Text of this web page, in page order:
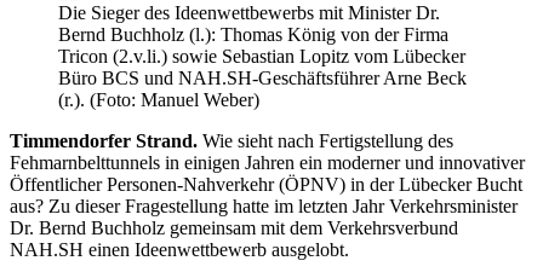
Die Sieger des Ideenwettbewerbs mit Minister Dr.
Bernd Buchholz (l.): Thomas König von der Firma
Tricon (2.v.li.) sowie Sebastian Lopitz vom Lübecker
Büro BCS und NAH.SH-Geschäftsführer Arne Beck
(r.). (Foto: Manuel Weber)
Timmendorfer Strand. Wie sieht nach Fertigstellung des
Fehmarnbelttunnels in einigen Jahren ein moderner und innovativer
Öffentlicher Personen-Nahverkehr (ÖPNV) in der Lübecker Bucht
aus? Zu dieser Fragestellung hatte im letzten Jahr Verkehrsminister
Dr. Bernd Buchholz gemeinsam mit dem Verkehrsverbund
NAH.SH einen Ideenwettbewerb ausgelobt.